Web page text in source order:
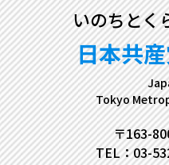
いのちとく
日本共
Tokyo
〒163-
TEL：03-